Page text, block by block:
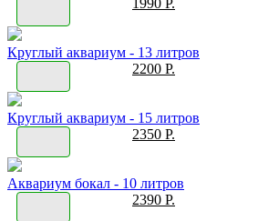
1990 Р.
Круглый аквариум - 13 литров
2200 Р.
Круглый аквариум - 15 литров
2350 Р.
Аквариум бокал - 10 литров
2390 Р.